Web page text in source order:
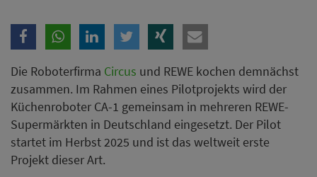
Die Roboterfirma Circus und REWE kochen demnächst
zusammen. Im Rahmen eines Pilotprojekts wird der
Küchenroboter CA-1 gemeinsam in mehreren REWE-
Supermärkten in Deutschland eingesetzt. Der Pilot
startet im Herbst 2025 und ist das weltweit erste
Projekt dieser Art.